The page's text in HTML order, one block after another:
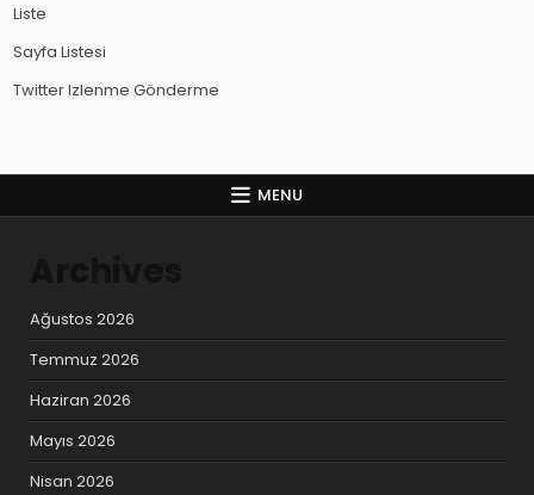
Liste
Sayfa Listesi
Twitter Izlenme Gönderme
MENU
Ağustos 2026
Temmuz 2026
Haziran 2026
Mayıs 2026
Nisan 2026